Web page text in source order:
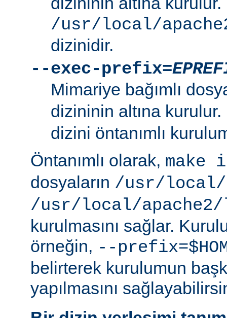
/usr/local/
dizinidir.
--exec-prefix=
Mimariye bağımlı
dizininin altına
dizini öntanımlı
Öntanımlı olarak, make
dosyaların /usr/local/
/usr/local/
kurulmasını sağlar.
örneğin, --
belirterek kurulumun
yapılmasını